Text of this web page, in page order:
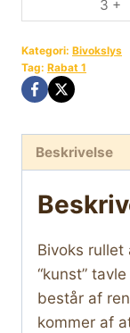
3 +
Kategori: Bivokslys
Tag: Rabat 1
Beskrivelse
Bivoks rullet
“kunst”
består af
kommer af